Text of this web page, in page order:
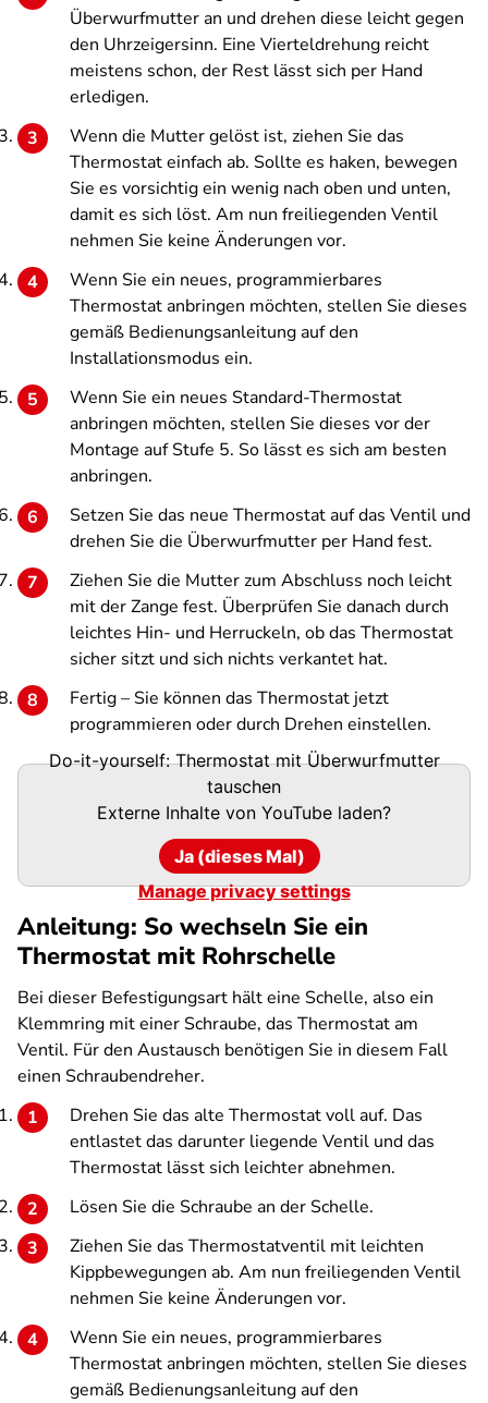
Überwurfmutter an und drehen diese leicht gegen
den Uhrzeigersinn. Eine Vierteldrehung reicht
meistens schon, der Rest lässt sich per Hand
erledigen.
Wenn die Mutter gelöst ist, ziehen Sie das
Thermostat einfach ab. Sollte es haken, bewegen
Sie es vorsichtig ein wenig nach oben und unten,
damit es sich löst. Am nun freiliegenden Ventil
nehmen Sie keine Änderungen vor.
Wenn Sie ein neues, programmierbares
Thermostat anbringen möchten, stellen Sie dieses
gemäß Bedienungsanleitung auf den
Installationsmodus ein.
Wenn Sie ein neues Standard-Thermostat
anbringen möchten, stellen Sie dieses vor der
Montage auf Stufe 5. So lässt es sich am besten
anbringen.
Setzen Sie das neue Thermostat auf das Ventil und
drehen Sie die Überwurfmutter per Hand fest.
Ziehen Sie die Mutter zum Abschluss noch leicht
mit der Zange fest. Überprüfen Sie danach durch
leichtes Hin- und Herruckeln, ob das Thermostat
sicher sitzt und sich nichts verkantet hat.
Fertig – Sie können das Thermostat jetzt
programmieren oder durch Drehen einstellen.
Do-it-yourself: Thermostat mit Überwurfmutter
tauschen
Externe Inhalte von YouTube laden?
Ja (dieses Mal)
Manage privacy settings
Anleitung: So wechseln Sie ein
Thermostat mit Rohrschelle
Bei dieser Befestigungsart hält eine Schelle, also ein
Klemmring mit einer Schraube, das Thermostat am
Ventil. Für den Austausch benötigen Sie in diesem Fall
einen Schraubendreher.
Drehen Sie das alte Thermostat voll auf. Das
entlastet das darunter liegende Ventil und das
Thermostat lässt sich leichter abnehmen.
Lösen Sie die Schraube an der Schelle.
Ziehen Sie das Thermostatventil mit leichten
Kippbewegungen ab. Am nun freiliegenden Ventil
nehmen Sie keine Änderungen vor.
Wenn Sie ein neues, programmierbares
Thermostat anbringen möchten, stellen Sie dieses
gemäß Bedienungsanleitung auf den